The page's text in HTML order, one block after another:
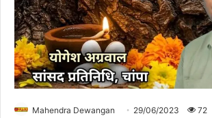
Mahendra Dewangan 29/06/2023 72